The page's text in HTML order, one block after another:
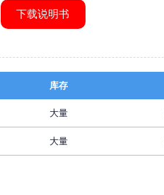
下载说明书
库存
大量
大量